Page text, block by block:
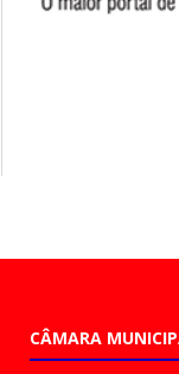
CÂMARA